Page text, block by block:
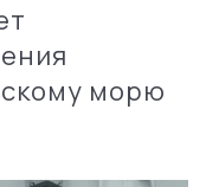
морю